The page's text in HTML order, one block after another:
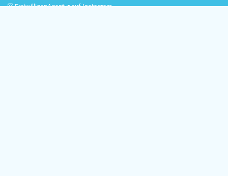
FreiwilligenAgentur auf Instagram